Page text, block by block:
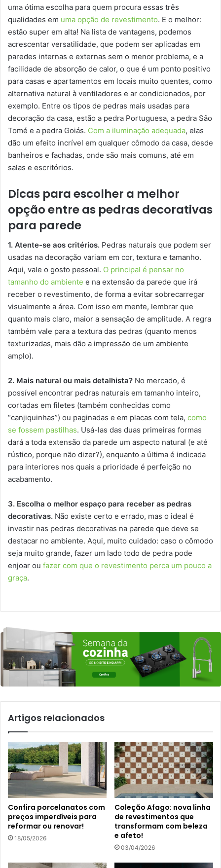
uma ótima escolha para quem procura essas três
qualidades em uma opção de revestimento. E o melhor:
estão super em alta! Na lista de vantagens, podemos
acrescentar versatilidade, que podem ser aplicadas em
paredes internas e externas sem o menor problema, e a
facilidade de absorção de calor, o que é um ponto positivo
para casas e apartamentos em locais muito quentes, como
alternativa natural à ventiladores e ar condicionados, por
exemplo. Entre os tipos de pedras mais usadas para
decoração da casa, estão a pedra Portuguesa, a pedra São
Tomé e a pedra Goiás. Com a iluminação adequada, elas
dão um efeito incrível em qualquer cômodo da casa, desde
banheiros e fachadas, onde são mais comuns, até em
salas e escritórios.
Dicas para escolher a melhor
opção entre as pedras decorativas
para parede
1. Atente-se aos critérios. Pedras naturais que podem ser
usadas na decoração variam em cor, textura e tamanho.
Aqui, vale o gosto pessoal. O principal é pensar no
tamanho do ambiente e na extensão da parede que irá
receber o revestimento, de forma a evitar sobrecarregar
visualmente a área. Com isso em mente, lembrar que
quanto mais claro, maior a sensação de amplitude. A regra
também vale para a textura das pedras (quanto menos
texturizadas, mais dão a impressão de um ambiente
amplo).
2. Mais natural ou mais detalhista? No mercado, é
possível encontrar pedras naturais em tamanho inteiro,
cortadas em filetes (também conhecidas como
“canjiquinhas”) ou paginadas e em placas com tela, como
se fossem pastilhas. Usá-las das duas primeiras formas
dará a toda extensão da parede um aspecto natural (e até
rústico, porque não dizer?), enquanto a última é indicada
para interiores nos quais a prioridade é perfeição no
acabamento.
3. Escolha o melhor espaço para receber as pedras
decorativas. Não existe certo e errado, mas o ideal é
investir nas pedras decorativas na parede que deve se
destacar no ambiente. Aqui, muito cuidado: caso o cômodo
seja muito grande, fazer um lado todo de pedra pode
enjoar ou fazer com que o revestimento perca um pouco a
graça.
Artigos relacionados
Confira porcelanatos com
preços imperdíveis para
reformar ou renovar!
18/05/2026
Coleção Afago: nova linha
de revestimentos que
transformam com beleza
e afeto!
03/04/2026